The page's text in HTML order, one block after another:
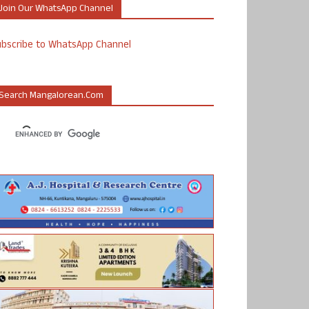
Our WhatsApp Channel
to WhatsApp Channel
Mangalorean.com